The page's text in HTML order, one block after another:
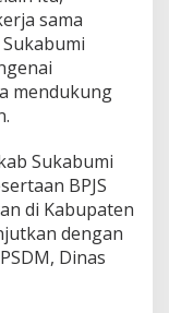
sama
mendukung
Sukabumi
BPJS
di Kabupaten
dengan
Dinas